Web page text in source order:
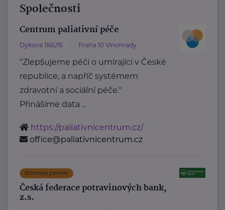
Společnosti
Centrum paliativní péče
Dykova 1165/15 Praha 10 Vinohrady
"Zlepšujeme péči o umírající v České
republice, a napříč systémem
zdravotní a sociální péče."
Přinášíme data ...
https://paliativnicentrum.cz/
office@paliativnicentrum.cz
Bronzový partner
Česká federace potravinových bank,
z.s.